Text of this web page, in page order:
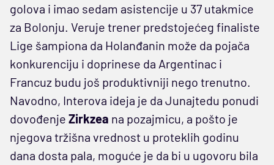
golova i imao sedam asistencije u 37 utakmice
za Bolonju. Veruje trener predstojećeg finaliste
Lige šampiona da Holanđanin može da pojača
konkurenciju i doprinese da Argentinac i
Francuz budu još produktivniji nego trenutno.
Navodno, Interova ideja je da Junajtedu ponudi
dovođenje Zirkzea na pozajmicu, a pošto je
njegova tržišna vrednost u proteklih godinu
dana dosta pala, moguće je da bi u ugovoru bila